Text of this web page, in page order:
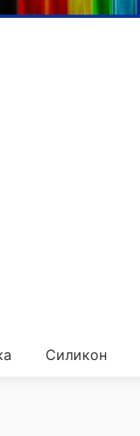
Силикон